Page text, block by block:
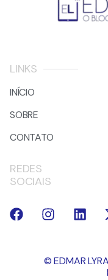
LINKS
INÍCIO
SOBRE
CONTATO
REDES
SOCIAIS
© EDMAR